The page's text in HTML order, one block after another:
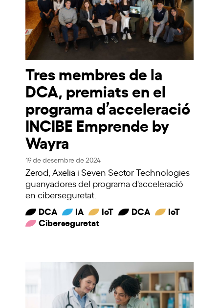
Tres membres de la
DCA, premiats en el
programa d’acceleració
INCIBE Emprende by
Wayra
19 de desembre de 2024
Zerod, Axelia i Seven Sector Technologies
guanyadores del programa d'acceleració
en ciberseguretat.
DCA IA IoT DCA
IoT
Ciberseguretat